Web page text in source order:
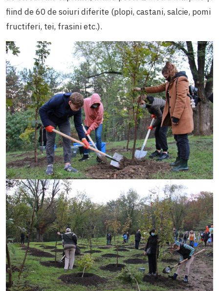
fiind de 60 de soiuri diferite (plopi, castani, salcie, pomi
fructiferi, tei, frasini etc.).